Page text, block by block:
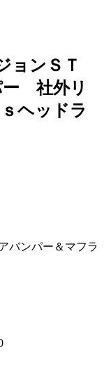
ョンＳＴ
ー 社外リ
ヘッドラ
バンパー＆マフラ